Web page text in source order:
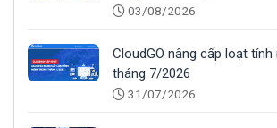
03/08/2026
CloudGO nâng cấp loạt tính
tháng 7/2026
31/07/2026